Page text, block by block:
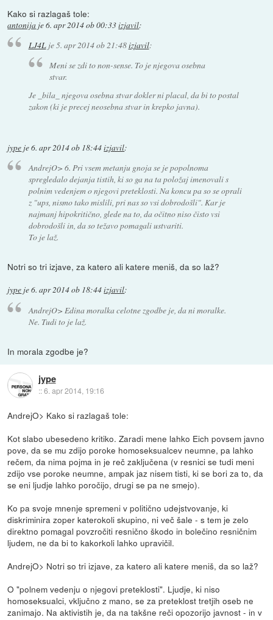
Kako si razlagaš tole:
antonija je6. apr 2014 ob 00:33izjavil:
LJ4Lje5. apr 2014 ob 21:48izjavil:
Meni se zdi to non-sense. To je njegova osebna
stvar.
Je _bila_ njegova osebna stvar dokler ni placal, da bi to postal
zakon (ki je precej neosebna stvar in krepko javna).
jype je6. apr 2014 ob 18:44izjavil:
AndrejO> 6. Pri vsem metanju gnoja se je popolnoma
spregledalo dejanja tistih, ki so ga na ta položaj imenovali s
polnim vedenjem o njegovi preteklosti. Na koncu pa so se oprali
z "ups, nismo tako mislili, pri nas so vsi dobrodošli". Kar je
najmanj hipokritično, glede na to, da očitno niso čisto vsi
dobrodošli in, da so težavo pomagali ustvariti.
To je laž.
Notri so tri izjave, za katero ali katere meniš, da so laž?
jype je6. apr 2014 ob 18:44izjavil:
AndrejO> Edina moralka celotne zgodbe je, da ni moralke.
Ne. Tudi to je laž.
In morala zgodbe je?
jype
::6. apr 2014, 19:16
AndrejO> Kako si razlagaš tole:
Kot slabo ubesedeno kritiko. Zaradi mene lahko Eich povsem javno
pove, da se mu zdijo poroke homoseksualcev neumne, pa lahko
rečem, da nima pojma in je reč zaključena (v resnici se tudi meni
zdijo vse poroke neumne, ampak jaz nisem tisti, ki se bori za to, da
se eni ljudje lahko poročijo, drugi se pa ne smejo).
Ko pa svoje mnenje spremeni v politično udejstvovanje, ki
diskriminira zoper katerokoli skupino, ni več šale - s tem je zelo
direktno pomagal povzročiti resnično škodo in bolečino resničnim
ljudem, ne da bi to kakorkoli lahko upravičil.
AndrejO> Notri so tri izjave, za katero ali katere meniš, da so laž?
O "polnem vedenju o njegovi preteklosti". Ljudje, ki niso
homoseksualci, vključno z mano, se za preteklost tretjih oseb ne
zanimajo. Na aktivistih je, da na takšne reči opozorijo javnost - in v